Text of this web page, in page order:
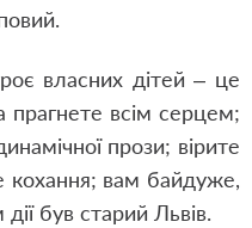
власних дітей – це
прагнете всім серцем;
прози; вірите
кохання; вам байдуже,
був старий Львів.